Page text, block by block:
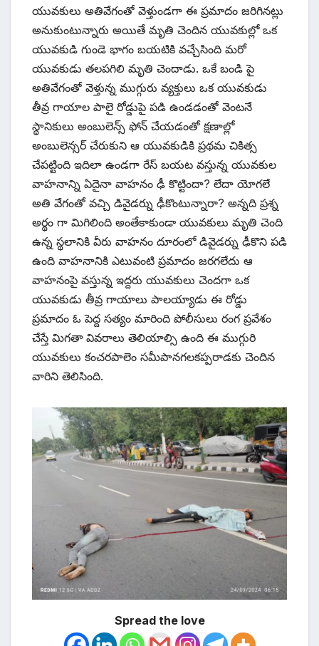
యువకులు అతివేగంతో వెళ్తుండగా ఈ ప్రమాదం జరిగినట్లు
అనుకుంటున్నారు అయితే మృతి చెందిన యువకుల్లో ఒక
యువకుడి గుండె భాగం బయటికి వచ్చేసింది మరో
యువకుడు తలపగిలి మృతి చెందాడు. ఒకే బండి పై
అతివేగంతో వెళ్తున్న ముగ్గురు వ్యక్తులు ఒక యువకుడు
తీవ్ర గాయాల పాలై రోడ్డుపై పడి ఉండడంతో వెంటనే
స్థానికులు అంబులెన్స్ ఫోన్ చేయడంతో క్షణాల్లో
అంబులెన్సర్ చేరుకుని ఆ యువకుడికి ప్రథమ చికిత్స
చేపట్టింది ఇదిలా ఉండగా రేస్ బయట వస్తున్న యువకుల
వాహనాన్ని ఏదైనా వాహనం ఢీ కొట్టిందా? లేదా యోగలే
అతి వేగంతో వచ్చి డివైడర్ను ఢీకొంటున్నారా? అన్నది ప్రశ్న
అర్థం గా మిగిలింది అంతేకాకుండా యువకులు మృతి చెంది
ఉన్న స్థలానికి వీరు వాహనం దూరంలో డివైడర్ను ఢీకొని పడి
ఉంది వాహనానికి ఎటువంటి ప్రమాదం జరగలేదు ఆ
వాహనంపై వస్తున్న ఇద్దరు యువకులు చెందగా ఒక
యువకుడు తీవ్ర గాయాలు పాలయ్యాడు ఈ రోడ్డు
ప్రమాదం ఓ పెద్ద సత్యం మారింది పోలీసులు రంగ ప్రవేశం
చేస్తే మిగతా వివరాలు తెలియాల్సి ఉంది ఈ ముగ్గురి
యువకులు కంచరపాలెం సమీపానగలకప్పరాడకు చెందిన
వారిని తెలిసింది.
Spread the love